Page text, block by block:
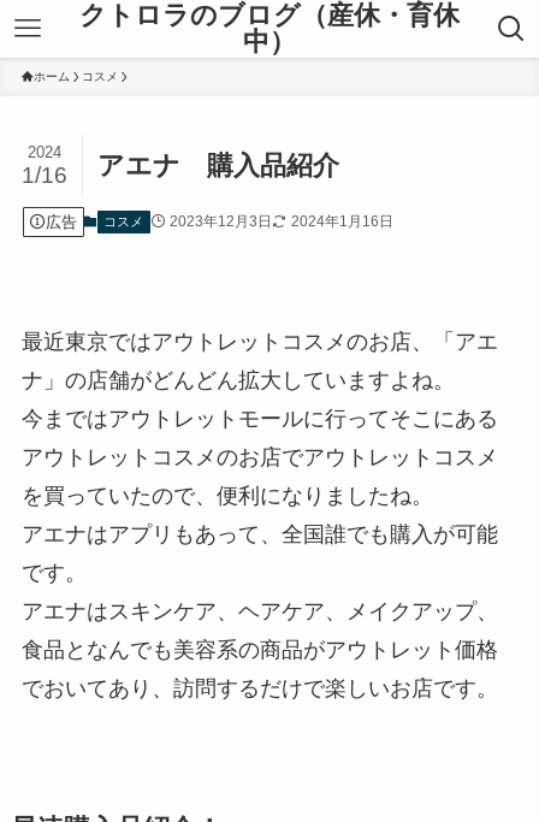
クトロラのブログ（産休・育休
中）
ホーム コスメ
アエナ 購入品紹介
2024
1/16
広告 コスメ 2023年12月3日 2024年1月16日
最近東京ではアウトレットコスメのお店、「アエ
ナ」の店舗がどんどん拡大していますよね。
今まではアウトレットモールに行ってそこにある
アウトレットコスメのお店でアウトレットコスメ
を買っていたので、便利になりましたね。
アエナはアプリもあって、全国誰でも購入が可能
です。
アエナはスキンケア、ヘアケア、メイクアップ、
食品となんでも美容系の商品がアウトレット価格
でおいてあり、訪問するだけで楽しいお店です。